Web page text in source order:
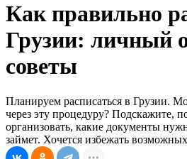
Как правильно
Грузии: личный
советы
Планируем расписаться в Грузии.
через эту процедуру? Подскажите,
организовать, какие документы
займет. Хочется избежать